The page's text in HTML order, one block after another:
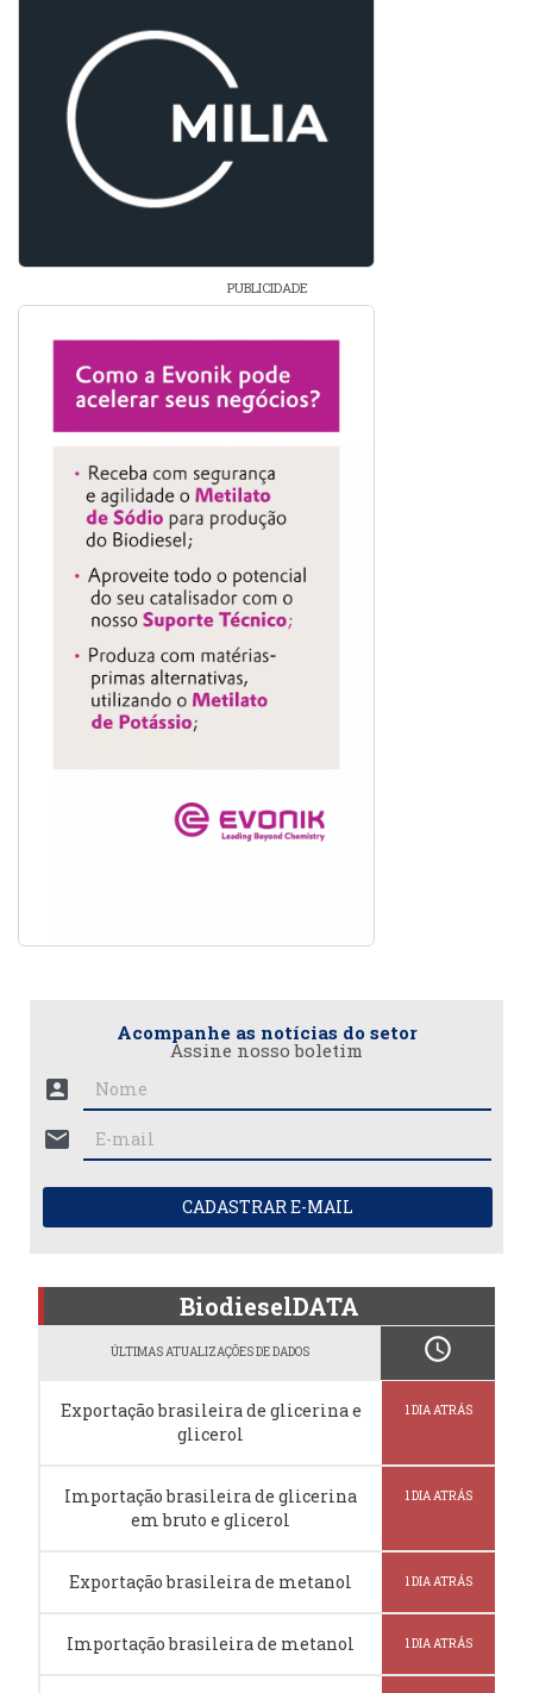
PUBLICIDADE
Acompanhe as notícias do setor
Assine nosso boletim
account_box
mail
CADASTRAR E-MAIL
BiodieselDATA
ÚLTIMAS ATUALIZAÇÕES DE DADOS schedule
Exportação brasileira de glicerina e
glicerol
1 DIA ATRÁS
Importação brasileira de glicerina
em bruto e glicerol
1 DIA ATRÁS
Exportação brasileira de metanol 1 DIA ATRÁS
Importação brasileira de metanol 1 DIA ATRÁS